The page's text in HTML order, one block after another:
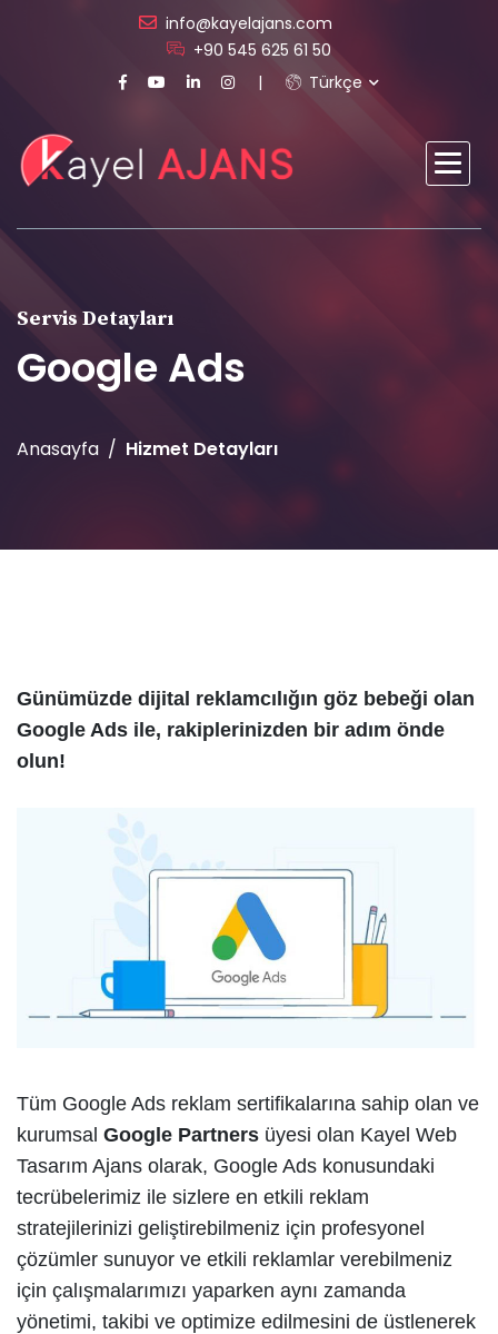
info@kayelajans.com
+90 545 625 61 50
Türkçe
Servis Detayları
Google Ads
Anasayfa Hizmet Detayları
Günümüzde dijital reklamcılığın göz bebeği olan
Google Ads ile, rakiplerinizden bir adım önde
olun!
Tüm Google Ads reklam sertifikalarına sahip olan ve
kurumsal Google Partners üyesi olan Kayel Web
Tasarım Ajans olarak, Google Ads konusundaki
tecrübelerimiz ile sizlere en etkili reklam
stratejilerinizi geliştirebilmeniz için profesyonel
çözümler sunuyor ve etkili reklamlar verebilmeniz
için çalışmalarımızı yaparken aynı zamanda
yönetimi, takibi ve optimize edilmesini de üstlenerek